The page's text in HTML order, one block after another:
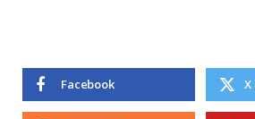
Facebook